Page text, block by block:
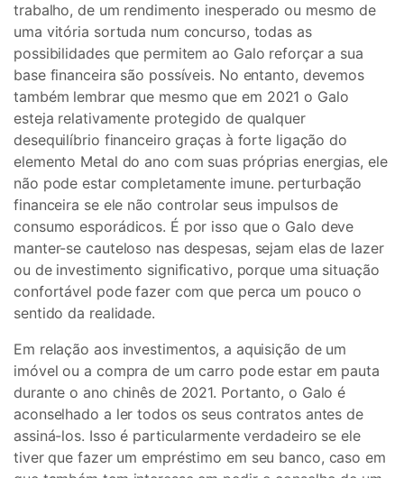
trabalho, de um rendimento inesperado ou mesmo de
uma vitória sortuda num concurso, todas as
possibilidades que permitem ao Galo reforçar a sua
base financeira são possíveis. No entanto, devemos
também lembrar que mesmo que em 2021 o Galo
esteja relativamente protegido de qualquer
desequilíbrio financeiro graças à forte ligação do
elemento Metal do ano com suas próprias energias, ele
não pode estar completamente imune. perturbação
financeira se ele não controlar seus impulsos de
consumo esporádicos. É por isso que o Galo deve
manter-se cauteloso nas despesas, sejam elas de lazer
ou de investimento significativo, porque uma situação
confortável pode fazer com que perca um pouco o
sentido da realidade.
Em relação aos investimentos, a aquisição de um
imóvel ou a compra de um carro pode estar em pauta
durante o ano chinês de 2021. Portanto, o Galo é
aconselhado a ler todos os seus contratos antes de
assiná-los. Isso é particularmente verdadeiro se ele
tiver que fazer um empréstimo em seu banco, caso em